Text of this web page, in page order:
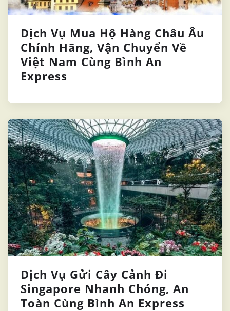
Dịch Vụ Mua Hộ Hàng Châu Âu
Chính Hãng, Vận Chuyển Về
Việt Nam Cùng Bình An
Express
Dịch Vụ Gửi Cây Cảnh Đi
Singapore Nhanh Chóng, An
Toàn Cùng Bình An Express